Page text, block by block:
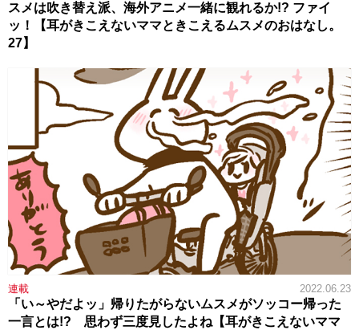
スメは吹き替え派、海外アニメ一緒に観れるか!? ファイ
ッ！【耳がきこえないママときこえるムスメのおはなし。
27】
連載 2022.06.23
「い～やだよッ」帰りたがらないムスメがソッコー帰った
一言とは!? 思わず三度見したよね【耳がきこえないママ